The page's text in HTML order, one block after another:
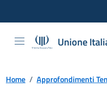
Unione
Home / Approfondimenti